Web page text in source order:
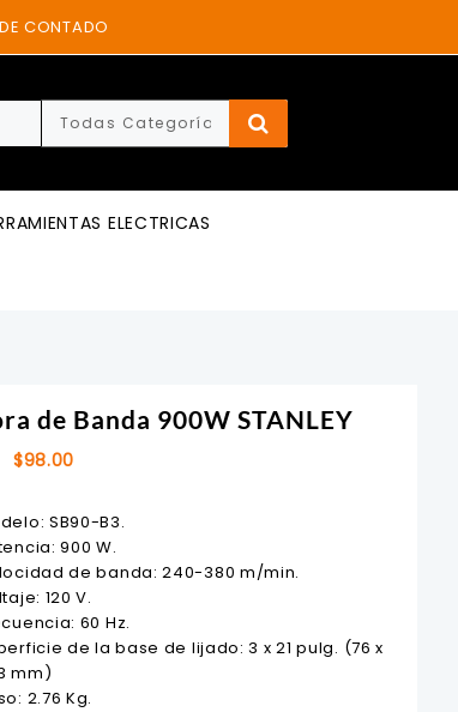
CONTADO
ELECTRICAS
de Banda 900W STANLEY
El
era:
$108.00.
$98.00
es:
$98.00.
SB90-B3.
900 W.
de banda: 240-380 m/min.
120 V.
60 Hz.
de la base de lijado: 3 x 21 pulg. (76 x
mm)
2.76 Kg.